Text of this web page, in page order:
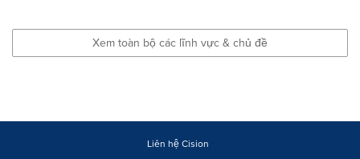
Xem toàn bộ các lĩnh vực & chủ đề
Liên hệ Cision